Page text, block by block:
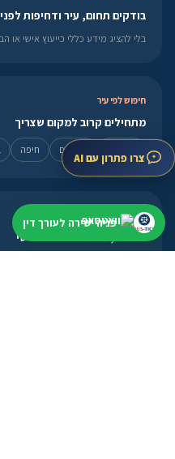
בודקים תחום, עיר ודחיפות
בלי להציג מידע כללי כייעוץ אישי או
חיפוש לפי עיר
מתחילים קרוב למקום שצריך
ירושלים חיפה
לעורכי דין
פרופיל, מסלולים ואזור אישי
צרו פתרון עם AI
פניה ישירה לעורך דין